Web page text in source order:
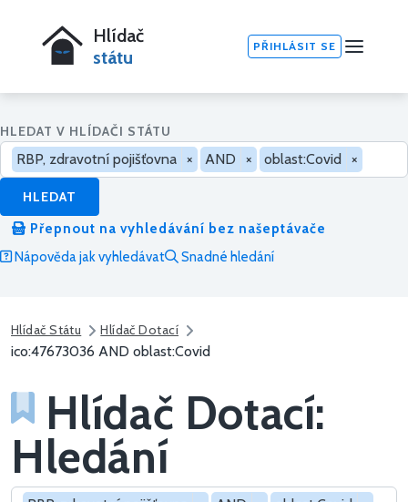
Hlídač
státu
PŘIHLÁSIT SE
HLEDAT V HLÍDAČI STÁTU
RBP, zdravotní pojišťovna × AND × oblast:Covid ×
HLEDAT
Přepnout na vyhledávání bez našeptávače
Nápověda jak vyhledávat
Snadné hledání
Hlídač Státu Hlídač Dotací
ico:47673036 AND oblast:Covid
Hlídač Dotací:
Hledání
Hledat v dotacích